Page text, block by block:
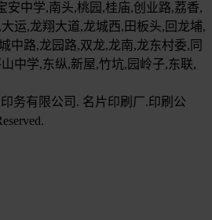
安中学,南头,桃园,桂庙,创业路,荔香,
运,龙翔大道,龙城西,田板头,回龙埔,
中路,龙园路,双龙,龙南,龙东村委,同
中学,东纵,新屋,竹坑,园岭子,东联,
务有限公司. 名片印刷厂.印刷公